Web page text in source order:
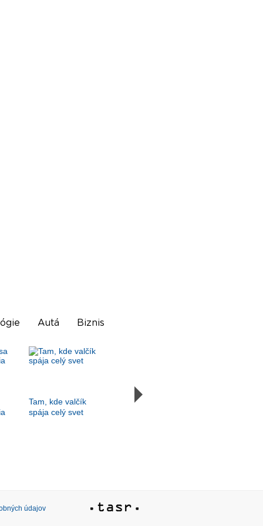
Autá Biznis
Tam, kde valčík
spája celý svet
údajov